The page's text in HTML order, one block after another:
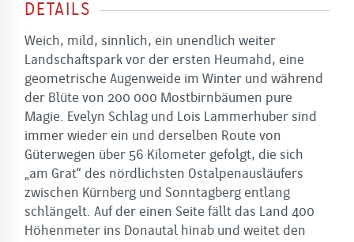
DETAILS
Weich, mild, sinnlich, ein unendlich weiter
Landschaftspark vor der ersten Heumahd, eine
geometrische Augenweide im Winter und während
der Blüte von 200 000 Mostbirnbäumen pure
Magie. Evelyn Schlag und Lois Lammerhuber sind
immer wieder ein und derselben Route von
Güterwegen über 56 Kilometer gefolgt, die sich
„am Grat“ des nördlichsten Ostalpenausläufers
zwischen Kürnberg und Sonntagberg entlang
schlängelt. Auf der einen Seite fällt das Land 400
Höhenmeter ins Donautal hinab und weitet den